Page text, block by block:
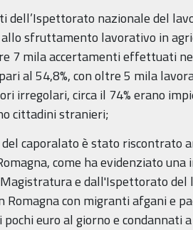
dell’Ispettorato nazionale del
sfruttamento lavorativo in
7 mila accertamenti effettuati
al 54,8%, con oltre 5 mila
irregolari, circa il 74% erano
cittadini stranieri;
caporalato è stato riscontrato
come ha evidenziato
e dall'Ispettorato del
Romagna con migranti afgani e
euro al giorno e condannati